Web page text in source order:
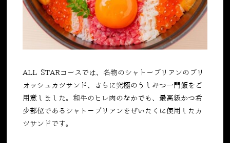
ALL STARコースでは、名物のシャトーブリアンのブリ
オッシュカツサンド、さらに究極のうしみつ一門飯をご
用意しました。和牛のヒレ肉のなかでも、最高級かつ希
少部位であるシャトーブリアンをぜいたくに使用したカ
ツサンドです。